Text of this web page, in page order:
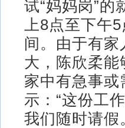
试“妈妈岗”的
上8点至下午
间。由于有
大，陈欣柔
家中有急事
示：“这份工
我们随时请假